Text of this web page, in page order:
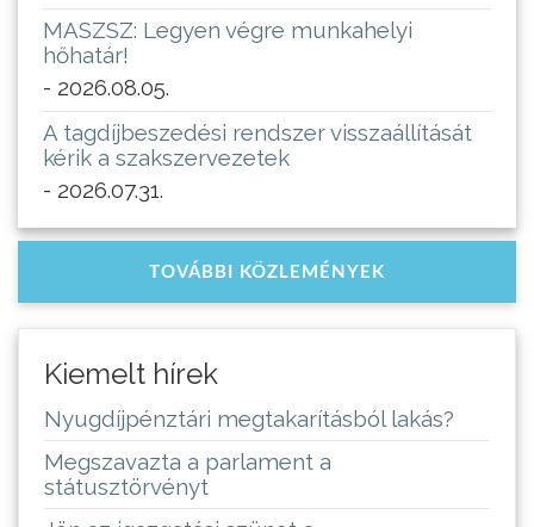
MASZSZ: Legyen végre munkahelyi
hőhatár!
- 2026.08.05.
A tagdíjbeszedési rendszer visszaállítását
kérik a szakszervezetek
- 2026.07.31.
TOVÁBBI KÖZLEMÉNYEK
Kiemelt hírek
Nyugdíjpénztári megtakarításból lakás?
Megszavazta a parlament a
státusztörvényt